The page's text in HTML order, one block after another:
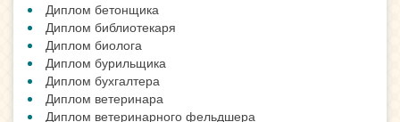
Диплом бетонщика
Диплом библиотекаря
Диплом биолога
Диплом бурильщика
Диплом бухгалтера
Диплом ветеринара
Диплом ветеринарного фельдшера